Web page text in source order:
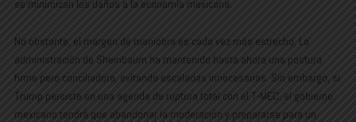
se minimizan los daños a la economía mexicana.
No obstante, el margen de maniobra es cada vez más estrecho. La
administración de Sheinbaum ha mantenido hasta ahora una postura
firme pero conciliadora, evitando escaladas innecesarias. Sin embargo, si
Trump persiste en una agenda de ruptura total con el T-MEC, el gobierno
mexicano tendrá que abandonar la moderación y prepararse para un